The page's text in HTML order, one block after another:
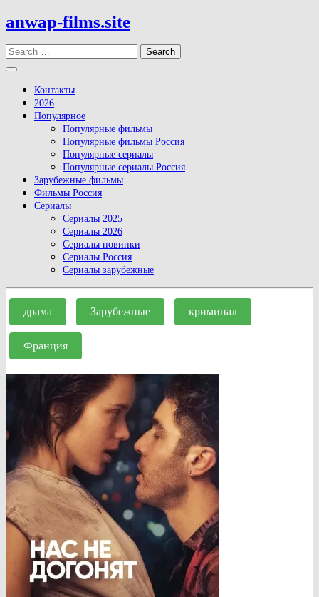
Skip
to
content
anwap-films.site
Search
Open
Button
Контакты
2026
Популярное
Популярные фильмы
Популярные фильмы Россия
Популярные сериалы
Популярные сериалы Россия
Зарубежные фильмы
Фильмы Россия
Сериалы
Сериалы 2025
Сериалы 2026
Сериалы новинки
Сериалы Россия
Сериалы зарубежные
Close
Button
драма Зарубежные криминал
Франция